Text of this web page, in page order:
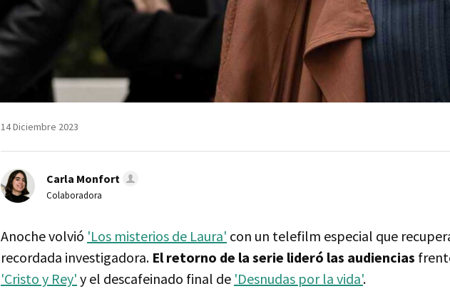
14 Diciembre 2023
Carla Monfort
Colaboradora
Anoche volvió 'Los misterios de Laura' con un telefilm especial que
recordada investigadora. El retorno de la serie lideró las audiencias
'Cristo y Rey' y el descafeinado final de 'Desnudas por la vida'.